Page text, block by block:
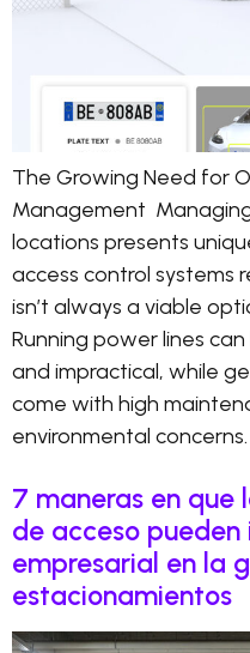
The Growing Need for
Management
locations presents
access control systems
isn’t always a viable
Running power lines
and impractical, while
come with high
environmental concerns.
7 maneras en que
de acceso
empresarial en la
estacionamientos